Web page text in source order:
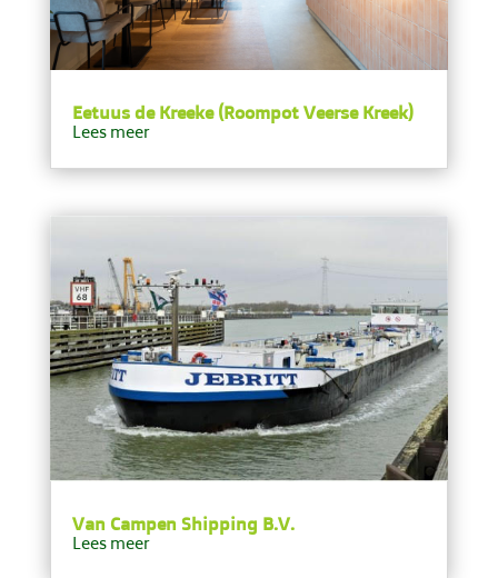
Eetuus de Kreeke (Roompot Veerse Kreek)
Lees meer
Van Campen Shipping B.V.
Lees meer